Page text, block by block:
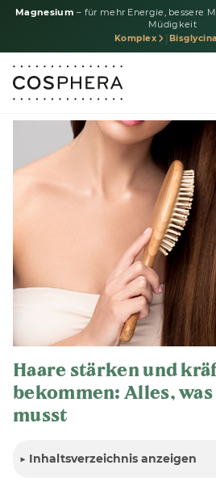
Magnesium – für mehr Energie, bessere
Müdigkeit
Komplex
Haare stärken und
bekommen: Alles,
musst
▶ Inhaltsverzeichnis anzeigen